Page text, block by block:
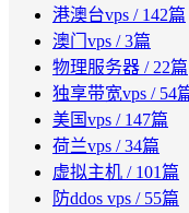
港澳台vps / 142篇
澳门vps / 3篇
物理服务器 / 22篇
独享带宽vps / 54
美国vps / 147篇
荷兰vps / 34篇
虚拟主机 / 101篇
防ddos vps / 55篇